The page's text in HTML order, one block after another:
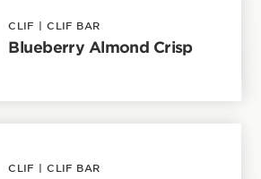
CLIF | CLIF BAR
Blueberry Almond Crisp
CLIF | CLIF BAR